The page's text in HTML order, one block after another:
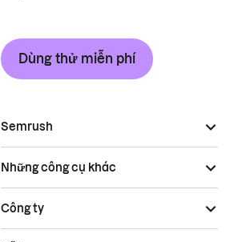
Dùng thử miễn phí
Semrush
Những công cụ khác
Công ty